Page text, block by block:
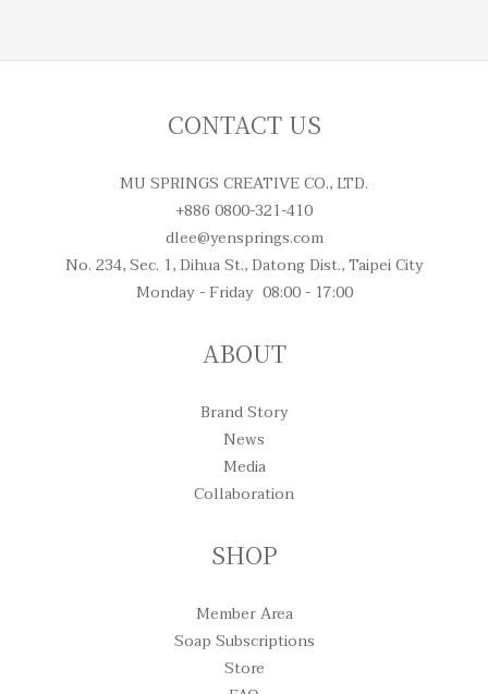
CONTACT US
MU SPRINGS CREATIVE CO., LTD.
+886 0800-321-410
dlee@yensprings.com
No. 234, Sec. 1, Dihua St., Datong Dist., Taipei City
Monday - Friday 08:00 - 17:00
ABOUT
Brand Story
News
Media
Collaboration
SHOP
Member Area
Soap Subscriptions
Store